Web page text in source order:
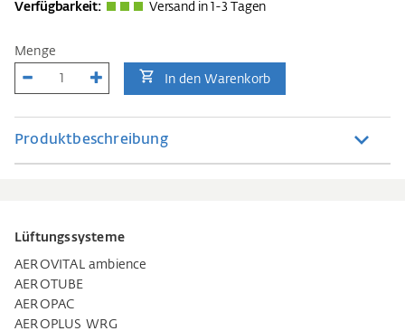
Verfügbarkeit: Versand in 1-3 Tagen
Menge
In den Warenkorb
Produktbeschreibung
Lüftungssysteme
AEROVITAL ambience
AEROTUBE
AEROPAC
AEROPLUS WRG